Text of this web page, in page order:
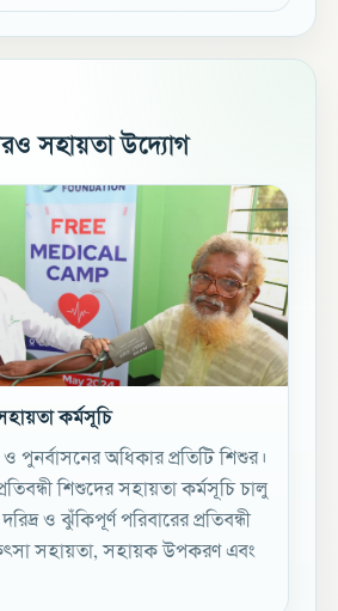
সহায়তা উদ্যোগ
কর্মসূচি
ও পুনর্বাসনের অধিকার প্রতিটি শিশুর।
শিশুদের সহায়তা কর্মসূচি চালু
ও ঝুঁকিপূর্ণ পরিবারের প্রতিবন্ধী
সহায়তা, সহায়ক উপকরণ এবং